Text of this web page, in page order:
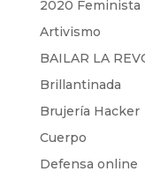
2020 Feminista
Artivismo
BAILAR LA
Brillantinada
Brujería Hacker
Cuerpo
Defensa online